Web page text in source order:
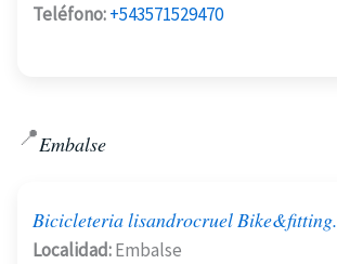
Teléfono:+543571529470
📍Embalse
Bicicleteria lisandrocruel Bike&fitting.
Localidad:Embalse